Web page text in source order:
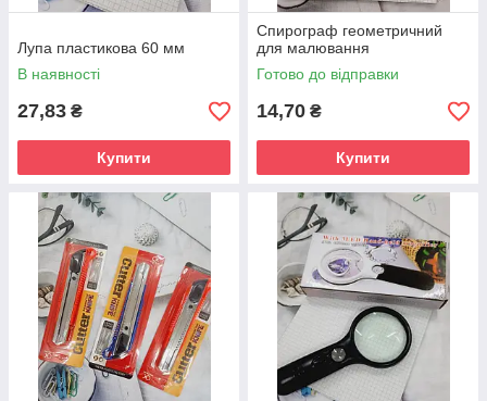
Лупа пластикова 60 мм
В наявності
27,83 ₴
Купити
Спирограф геометричний
для малювання
Готово до відправки
14,70 ₴
Купити